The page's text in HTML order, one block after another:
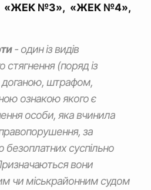
«ЖЕК №3», «ЖЕК №4»,
- один із видів
стягнення (поряд із
штрафом,
ознакою якого є
особи, яка вчинила
за
безоплатних суспільно
вони
чи міськрайонним судом